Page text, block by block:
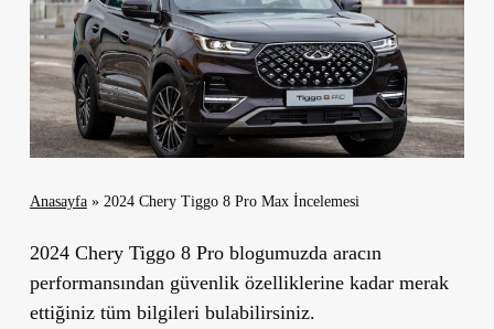
Anasayfa» 2024 Chery Tiggo 8 Pro Max İncelemesi
2024 Chery Tiggo 8 Pro blogumuzda aracın
performansından güvenlik özelliklerine kadar merak
ettiğiniz tüm bilgileri bulabilirsiniz.